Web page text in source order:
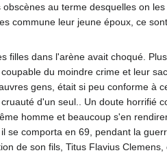
au terme desquelles on
commune leur jeune époux, ce
filles dans l'arène avait choqué.
du moindre crime et leur
gens, était si peu conforme
d'un seul.. Un doute horrifié
homme et beaucoup s'en
se comporta en 69, pendant la
de son fils, Titus Flavius